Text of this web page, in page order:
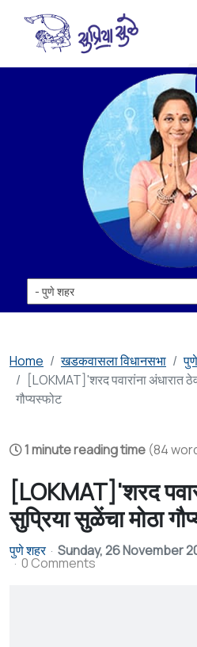
Home खडकवासला विधानसभा
[LOKMAT]'शरद पवारांना अंधारात
गौप्यस्फोट
1 minute reading time (84
[LOKMAT]'शरद
सुप्रिया सुळेंचा मोठा
पुणे शहर Sunday, 26 November
0 Comments